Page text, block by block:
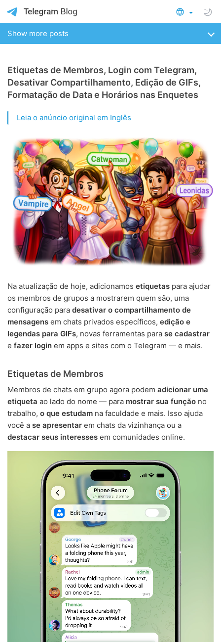
Show more posts
Etiquetas de Membros, Login com Telegram,
Desativar Compartilhamento, Edição de GIFs,
Formatação de Data e Horários nas Enquetes
Leia o anúncio original em Inglês
Na atualização de hoje, adicionamos etiquetas para ajudar
os membros de grupos a mostrarem quem são, uma
configuração para desativar o compartilhamento de
mensagens em chats privados específicos, edição e
legendas para GIFs, novas ferramentas para se cadastrar
e fazer login em apps e sites com o Telegram — e mais.
Etiquetas de Membros
Membros de chats em grupo agora podem adicionar uma
etiqueta ao lado do nome — para mostrar sua função no
trabalho, o que estudam na faculdade e mais. Isso ajuda
você a se apresentar em chats da vizinhança ou a
destacar seus interesses em comunidades online.